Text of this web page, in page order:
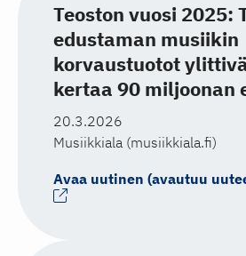
Teoston vuosi 2025:
edustaman musiikin
korvaustuotot
kertaa 90 miljoonan
20.3.2026
Musiikkiala (musiikkiala.fi)
Avaa uutinen (avautuu